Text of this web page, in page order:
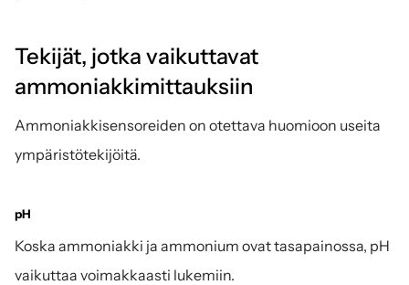
Tekijät, jotka vaikuttavat
ammoniakkimittauksiin
Ammoniakkisensoreiden on otettava huomioon useita
ympäristötekijöitä.
pH
Koska ammoniakki ja ammonium ovat tasapainossa, pH
vaikuttaa voimakkaasti lukemiin.